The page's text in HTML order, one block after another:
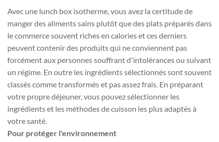
Avec une lunch box isotherme, vous avez la certitude de
manger des aliments sains plutôt que des plats préparés dans
le commerce souvent riches en calories et ces derniers
peuvent contenir des produits qui ne conviennent pas
forcément aux personnes souffrant d'intolérances ou suivant
un régime. En outre les ingrédients sélectionnés sont souvent
classés comme transformés et pas assez frais. En préparant
votre propre déjeuner, vous pouvez sélectionner les
ingrédients et les méthodes de cuisson les plus adaptés à
votre santé.
Pour protéger l'environnement